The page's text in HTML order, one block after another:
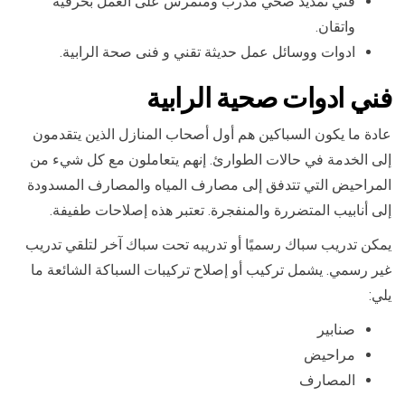
واتقان.
ادوات ووسائل عمل حديثة تقني و فنى صحة الرابية.
فني ادوات صحية الرابية
عادة ما يكون السباكين هم أول أصحاب المنازل الذين يتقدمون
إلى الخدمة في حالات الطوارئ. إنهم يتعاملون مع كل شيء من
المراحيض التي تتدفق إلى مصارف المياه والمصارف المسدودة
إلى أنابيب المتضررة والمنفجرة. تعتبر هذه إصلاحات طفيفة.
يمكن تدريب سباك رسميًا أو تدريبه تحت سباك آخر لتلقي تدريب
غير رسمي. يشمل تركيب أو إصلاح تركيبات السباكة الشائعة ما
يلي:
صنابير
مراحيض
المصارف